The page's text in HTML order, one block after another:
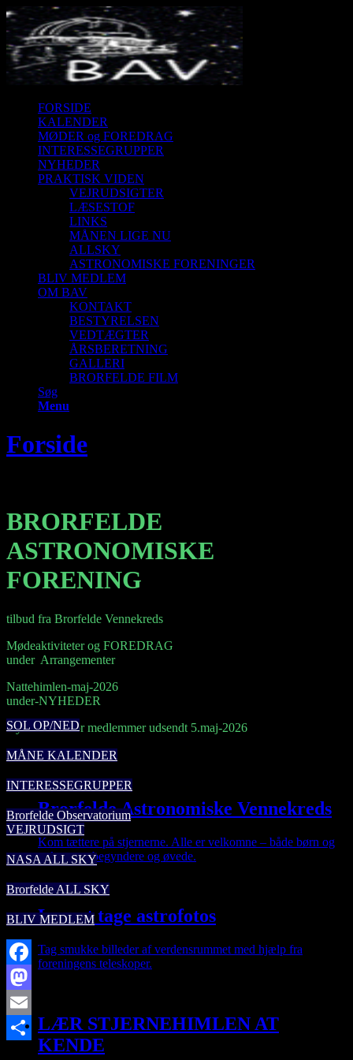
FORSIDE
KALENDER
MØDER og FOREDRAG
INTERESSEGRUPPER
NYHEDER
PRAKTISK VIDEN
VEJRUDSIGTER
LÆSESTOF
LINKS
MÅNEN LIGE NU
ALLSKY
ASTRONOMISKE FORENINGER
BLIV MEDLEM
OM BAV
KONTAKT
BESTYRELSEN
VEDTÆGTER
ÅRSBERETNING
GALLERI
BRORFELDE FILM
Søg
Menu
Forside
BRORFELDE
ASTRONOMISKE
FORENING
tilbud fra Brorfelde Vennekreds
Mødeaktiviteter og FOREDRAG
under Arrangementer
Nattehimlen-maj-2026
under-NYHEDER
Nyhedsbrev for medlemmer udsendt 5.maj-2026
Ajour 03.05. 2026
Brorfelde Astronomiske Vennekreds
Kom tættere på stjernerne. Alle er velkomne – både børn og
voksne, nybegyndere og øvede.
Lær at tage astrofotos
Tag smukke billeder af verdensrummet med hjælp fra
foreningens teleskoper.
LÆR STJERNEHIMLEN AT
KENDE
SOL OP/NED
MÅNE KALENDER
INTERESSEGRUPPER
Brorfelde Observatorium
VEJRUDSIGT
NASA ALL SKY
Brorfelde ALL SKY
BLIV MEDLEM
Facebook
Mastodon
Email